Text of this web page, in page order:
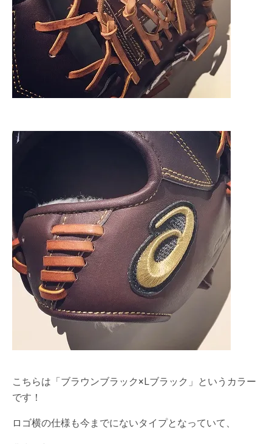
こちらは「ブラウンブラック×Lブラック」というカラー
です！
ロゴ横の仕様も今までにないタイプとなっていて、